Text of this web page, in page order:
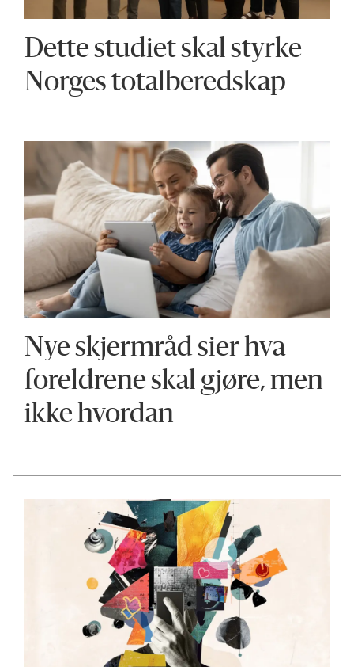
Dette studiet skal styrke
Norges totalberedskap
Nye skjermråd sier hva
foreldrene skal gjøre, men
ikke hvordan